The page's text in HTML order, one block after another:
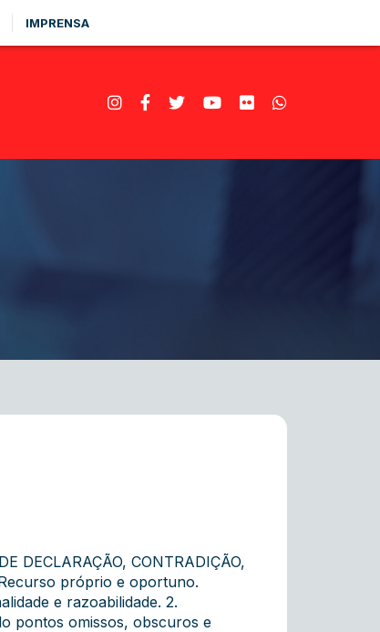
IMPRENSA
DECLARAÇÃO, CONTRADIÇÃO,
Recurso próprio e oportuno.
e razoabilidade. 2.
pontos omissos, obscuros e